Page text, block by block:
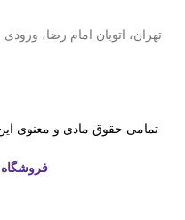
تهران، اتوبان امام رضا،
تمامی حقوق مادی و معنوی
فروشگاه